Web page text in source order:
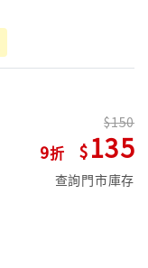
9
150
135
查詢門市庫存